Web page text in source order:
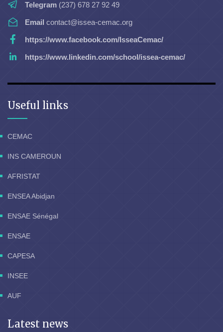
Telegram (237) 678 27 92 49
Email contact@issea-cemac.org
https://www.facebook.com/IsseaCemac/
https://www.linkedin.com/school/issea-cemac/
Useful links
CEMAC
INS CAMEROUN
AFRISTAT
ENSEA Abidjan
ENSAE Sénégal
ENSAE
CAPESA
INSEE
AUF
Latest news